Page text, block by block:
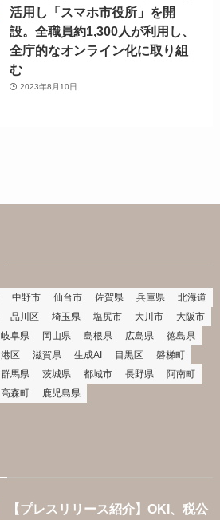
活用し「スマホ市役所」を開
設。全職員約1,300人が利用し、
全庁的なオンライン化に取り組
む
2023年8月10日
中野市 仙台市 佐賀県 兵庫県
北海道
品川区 埼玉県 塩尻市 大川市
大阪市
岐阜県 岡山県 島根県 広島県
徳島県
港区 滋賀県 生成AI 目黒区
磐梯町
群馬県 茨城県 都城市 長野県
阿南町
高森町 鹿児島県
【プレスリリース紹介】OKI、税公